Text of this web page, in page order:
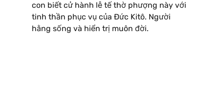
con biết cử hành lễ tế thờ phượng này với
tinh thần phục vụ của Ðức Kitô. Người
hằng sống và hiển trị muôn đời.